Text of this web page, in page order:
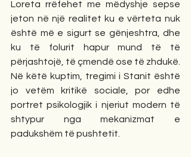
Loreta rrëfehet me mëdyshje sepse
jeton në një realitet ku e vërteta nuk
është më e sigurt se gënjeshtra, dhe
ku të folurit hapur mund të të
përjashtojë, të çmendë ose të zhdukë.
Në këtë kuptim, tregimi i Stanit është
jo vetëm kritikë sociale, por edhe
portret psikologjik i njeriut modern të
shtypur nga mekanizmat e
padukshëm të pushtetit.